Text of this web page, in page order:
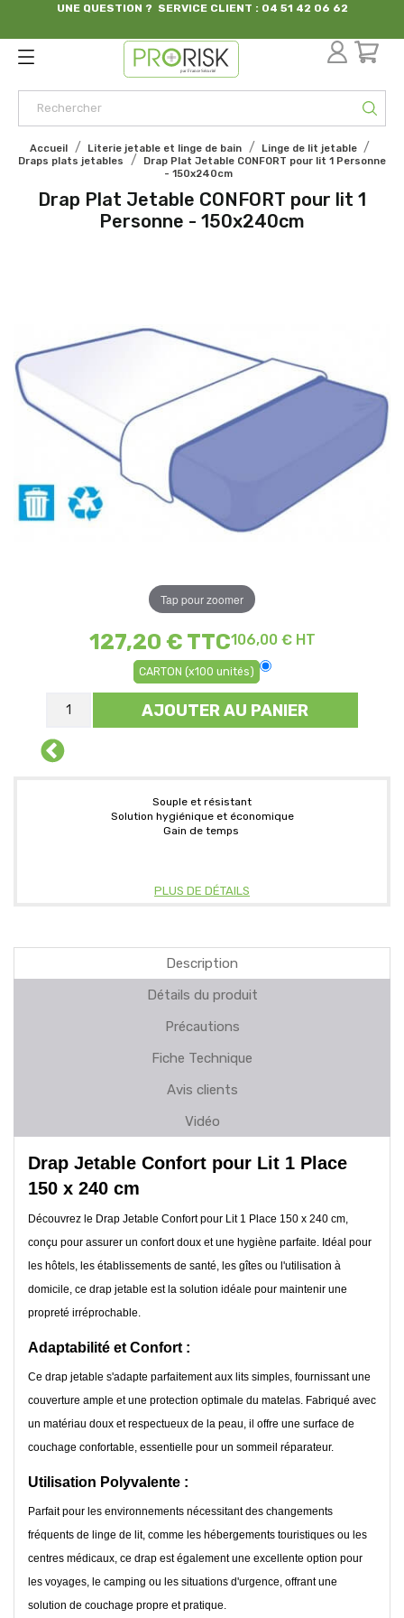
UNE QUESTION ? SERVICE CLIENT : 04 51 42 06 62
par France Sécurité
Accueil Literie jetable et linge de bain
Linge de lit jetable
Draps plats jetables
Drap Plat Jetable CONFORT pour lit 1 Personne
- 150x240cm
Drap Plat Jetable CONFORT pour lit 1
Personne - 150x240cm
Tap pour zoomer
127,20 € TTC106,00 € HT
CARTON (x100 unités)
AJOUTER AU PANIER
Souple et résistant
Solution hygiénique et économique
Gain de temps
PLUS DE DÉTAILS
Description
Détails du produit
Précautions
Fiche Technique
Avis clients
Vidéo
Drap Jetable Confort pour Lit 1 Place
150 x 240 cm
Découvrez le Drap Jetable Confort pour Lit 1 Place 150 x 240 cm,
conçu pour assurer un confort doux et une hygiène parfaite. Idéal pour
les hôtels, les établissements de santé, les gîtes ou l'utilisation à
domicile, ce drap jetable est la solution idéale pour maintenir une
propreté irréprochable.
Adaptabilité et Confort :
Ce drap jetable s'adapte parfaitement aux lits simples, fournissant une
couverture ample et une protection optimale du matelas. Fabriqué avec
un matériau doux et respectueux de la peau, il offre une surface de
couchage confortable, essentielle pour un sommeil réparateur.
Utilisation Polyvalente :
Parfait pour les environnements nécessitant des changements
fréquents de linge de lit, comme les hébergements touristiques ou les
centres médicaux, ce drap est également une excellente option pour
les voyages, le camping ou les situations d'urgence, offrant une
solution de couchage propre et pratique.